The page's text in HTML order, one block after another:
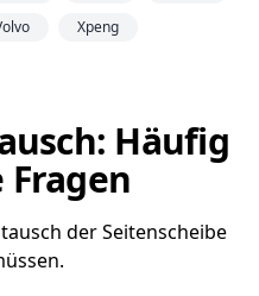
Xpeng
Häufig
der Seitenscheibe